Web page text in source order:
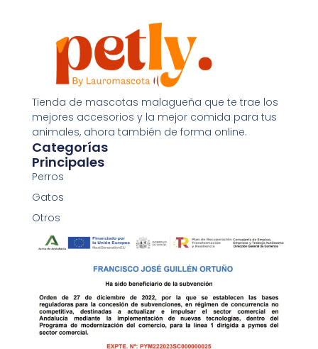
Tienda de mascotas malagueña que te trae los
mejores accesorios y la mejor comida para tus
animales, ahora también de forma online.
Categorías
Principales
Perros
Gatos
Otros